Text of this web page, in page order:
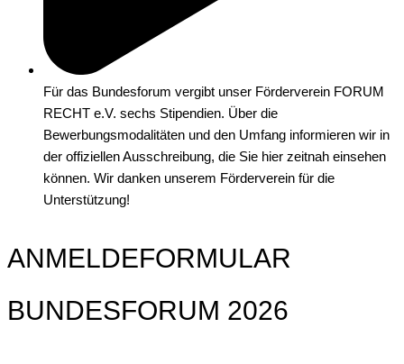
Für das Bundesforum vergibt unser Förderverein FORUM
RECHT e.V. sechs Stipendien. Über die
Bewerbungsmodalitäten und den Umfang informieren wir in
der offiziellen Ausschreibung, die Sie hier zeitnah einsehen
können. Wir danken unserem Förderverein für die
Unterstützung!
ANMELDEFORMULAR
BUNDESFORUM 2026